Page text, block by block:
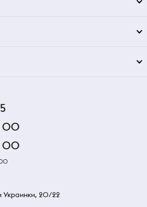
00
00
Украинки, 20/22